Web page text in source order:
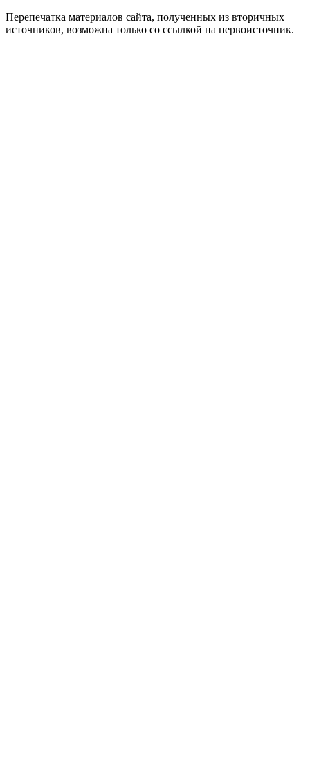
Перепечатка материалов сайта, полученных из вторичных
источников, возможна только со ссылкой на первоисточник.